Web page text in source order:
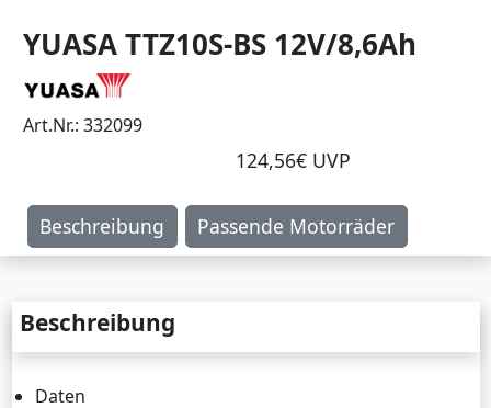
YUASA TTZ10S-BS 12V/8,6Ah
Art.Nr.: 332099
124,56€ UVP
Beschreibung Passende Motorräder
Beschreibung
Daten